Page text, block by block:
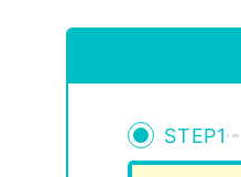
STEP1